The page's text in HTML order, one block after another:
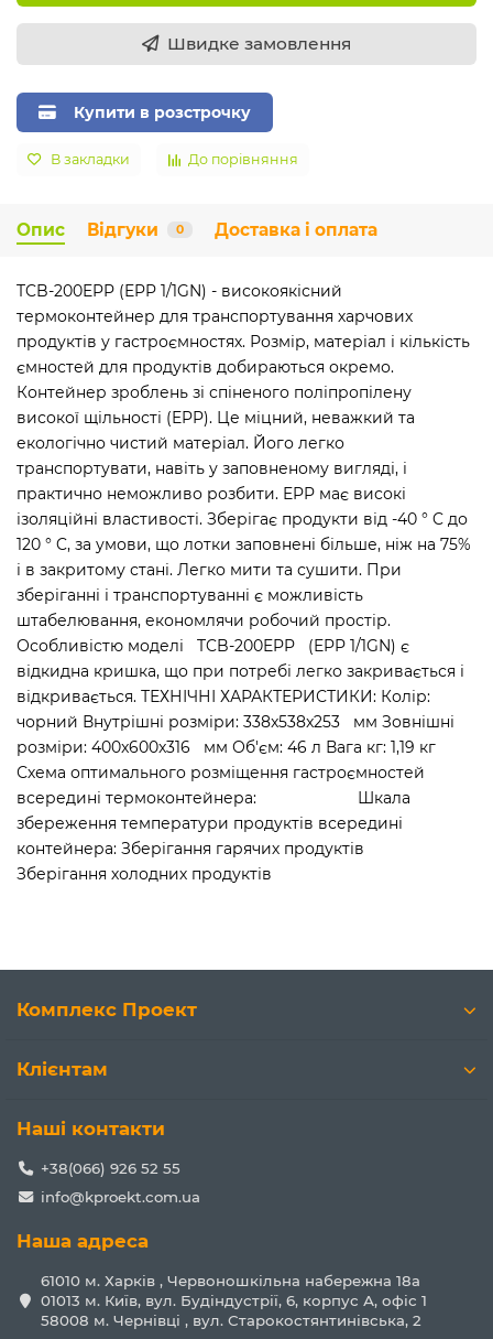
Швидке замовлення
Купити в розстрочку
В закладки До порівняння
Опис Відгуки 0 Доставка і оплата
TCB-200EPP (EPP 1/1GN) - високоякісний
термоконтейнер для транспортування харчових
продуктів у гастроємностях. Розмір, матеріал і кількість
ємностей для продуктів добираються окремо.
Контейнер зроблень зі спіненого поліпропілену
високої щільності (EPP). Це міцний, неважкий та
екологічно чистий матеріал. Його легко
транспортувати, навіть у заповненому вигляді, і
практично неможливо розбити. EPP має високі
ізоляційні властивості. Зберігає продукти від -40 ° C до
120 ° C, за умови, що лотки заповнені більше, ніж на 75%
і в закритому стані. Легко мити та сушити. При
зберіганні і транспортуванні є можливість
штабелювання, економлячи робочий простір.
Особливістю моделі TCB-200EPP (EPP 1/1GN) є
відкидна кришка, що при потребі легко закривається і
відкривається. ТЕХНІЧНІ ХАРАКТЕРИСТИКИ: Колір:
чорний Внутрішні розміри: 338x538x253 мм Зовнішні
розміри: 400x600x316 мм Об'єм: 46 л Вага кг: 1,19 кг
Схема оптимального розміщення гастроємностей
всередині термоконтейнера: Шкала
збереження температури продуктів всередині
контейнера: Зберігання гарячих продуктів
Зберігання холодних продуктів
Комплекс Проект
Клієнтам
Наші контакти
+38(066) 926 52 55
info@kproekt.com.ua
Наша адреса
61010 м. Харків , Червоношкільна набережна 18а
01013 м. Київ, вул. Будіндустрії, 6, корпус А, офіс 1
58008 м. Чернівці , вул. Старокостянтинівська, 2